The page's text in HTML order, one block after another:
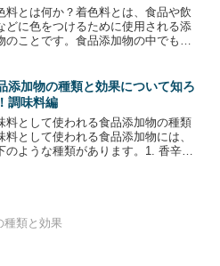
料とは何か？着色料とは、食品や飲
どに色をつけるために使用される添
のことです。食品添加物の中でも、
れたものがあります。天然のもの
例えばビーツやニンジンか...
添加物の種類と効果について知ろ
調味料編
料として使われる食品添加物の種類
料として使われる食品添加物には、
のような種類があります。1. 香辛料
種類と効果